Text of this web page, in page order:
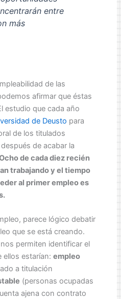
entre
más
de las
afirmar que éstas
estudio que cada año
de Deusto para
de los titulados
de acabar la
de cada diez recién
trabajando y el tiempo
al primer empleo es
parece lógico debatir
que se está creando.
permiten identificar el
ellos estarían: empleo
a titulación
(personas ocupadas
ajena con contrato